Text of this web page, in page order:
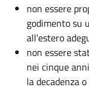
non essere
godimento su
all'estero
non essere
nei cinque
la decadenza